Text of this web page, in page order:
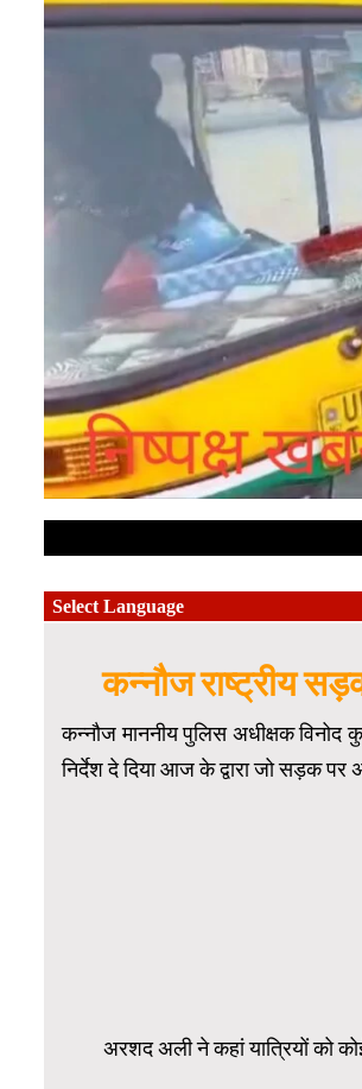
कन्नौज राष्ट्रीय
कन्नौज माननीय पुलिस अधीक्षक विनोद
निर्देश दे दिया आज के द्वारा जो सड़क
अरशद अली ने कहां यात्रियों को